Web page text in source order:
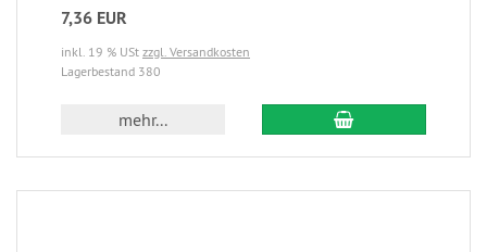
7,36 EUR
inkl. 19 % USt zzgl. Versandkosten
Lagerbestand 380
mehr...